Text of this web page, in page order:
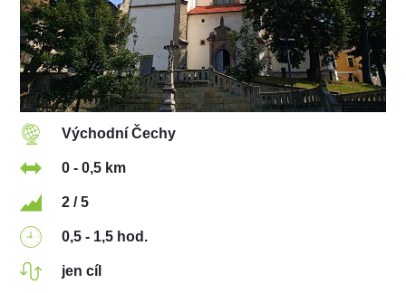
Východní Čechy
0 - 0,5 km
2 / 5
0,5 - 1,5 hod.
jen cíl